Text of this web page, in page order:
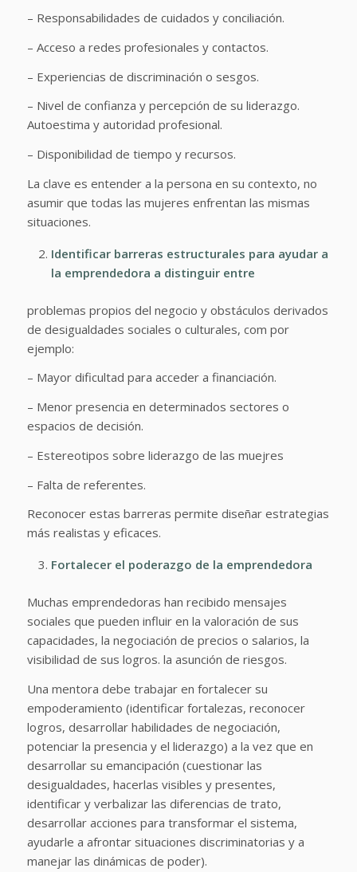
– Responsabilidades de cuidados y conciliación.
– Acceso a redes profesionales y contactos.
– Experiencias de discriminación o sesgos.
– Nivel de confianza y percepción de su liderazgo.
Autoestima y autoridad profesional.
– Disponibilidad de tiempo y recursos.
La clave es entender a la persona en su contexto, no
asumir que todas las mujeres enfrentan las mismas
situaciones.
Identificar barreras estructurales para ayudar a
la emprendedora a distinguir entre
problemas propios del negocio y obstáculos derivados
de desigualdades sociales o culturales, com por
ejemplo:
– Mayor dificultad para acceder a financiación.
– Menor presencia en determinados sectores o
espacios de decisión.
– Estereotipos sobre liderazgo de las muejres
– Falta de referentes.
Reconocer estas barreras permite diseñar estrategias
más realistas y eficaces.
Fortalecer el poderazgo de la emprendedora
Muchas emprendedoras han recibido mensajes
sociales que pueden influir en la valoración de sus
capacidades, la negociación de precios o salarios, la
visibilidad de sus logros. la asunción de riesgos.
Una mentora debe trabajar en fortalecer su
empoderamiento (identificar fortalezas, reconocer
logros, desarrollar habilidades de negociación,
potenciar la presencia y el liderazgo) a la vez que en
desarrollar su emancipación (cuestionar las
desigualdades, hacerlas visibles y presentes,
identificar y verbalizar las diferencias de trato,
desarrollar acciones para transformar el sistema,
ayudarle a afrontar situaciones discriminatorias y a
manejar las dinámicas de poder).